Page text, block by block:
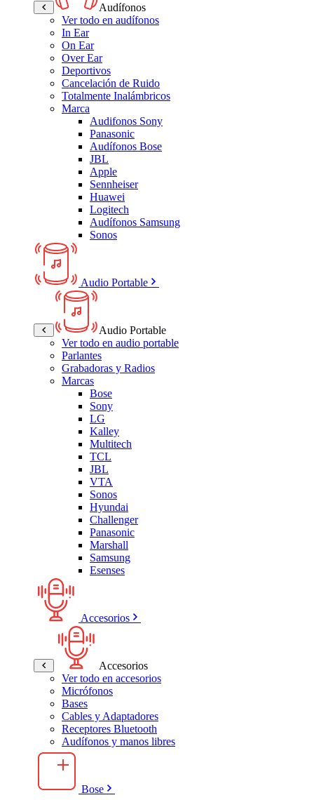
Audífonos
Ver todo en audífonos
In Ear
On Ear
Over Ear
Deportivos
Cancelación de Ruido
Totalmente Inalámbricos
Marca
Audifonos Sony
Panasonic
Audífonos Bose
JBL
Apple
Sennheiser
Huawei
Logitech
Audífonos Samsung
Sonos
Audio Portable
Audio Portable
Ver todo en audio portable
Parlantes
Grabadoras y Radios
Marcas
Bose
Sony
LG
Kalley
Multitech
TCL
JBL
VTA
Sonos
Hyundai
Challenger
Panasonic
Marshall
Samsung
Esenses
Accesorios
Accesorios
Ver todo en accesorios
Micrófonos
Bases
Cables y Adaptadores
Receptores Bluetooth
Audífonos y manos libres
Bose